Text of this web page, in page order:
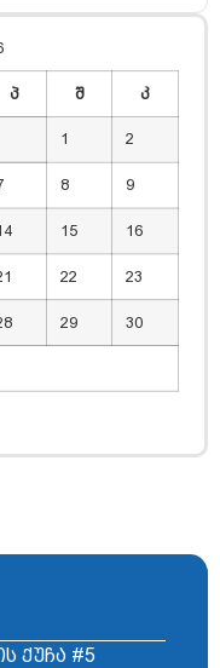
პ შ კ
1 2
8 9
15 16
22 23
29 30
ქუჩა #5